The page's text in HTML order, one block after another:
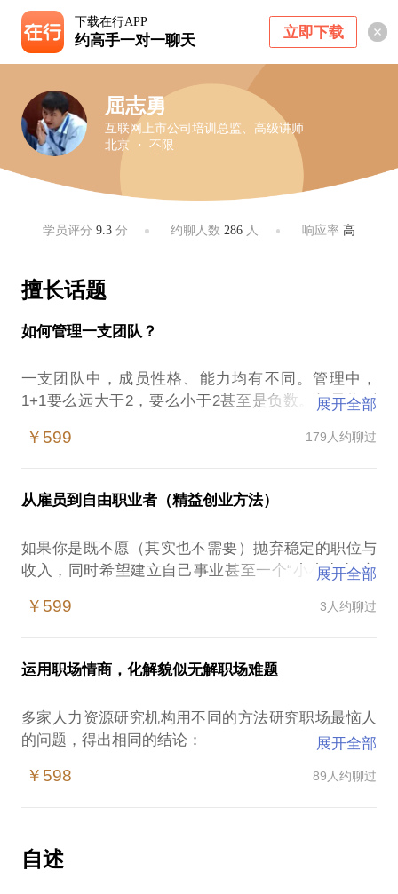
下载在行APP
约高手一对一聊天 立即下载
屈志勇
互联网上市公司培训总监、高级讲师
北京 ・ 不限
学员评分9.3 分 约聊人数 286 人 响应率 高
擅长话题
如何管理一支团队？
一支团队中，成员性格、能力均有不同。管理中，
1+1要么远大于2，要么小于2甚至是负数。如果你刚
何更有效地沟通，如何构建开放及群策群力的团队文
管理是关于“人”的学问，需要结合业务所处阶段、团
段，同时需要管理者观念的更新、时间的合理分配、
和领导技能的提升。稍有不慎，就会使整个团队分崩
离析，走向无法挽回的境地。作为一个从事营销、培
括：
倒数第一的区域转变为正数第一
领导过5年“销售经理”和“分公司总经理”培养项目，且
设计了集团的“新任经理”培养项目，满意度接近100%
所以我可以在以下方面帮助你：
展开全部
￥599 179人约聊过
从雇员到自由职业者（精益创业方法）
如果你是既不愿（其实也不需要）抛弃稳定的职位与
收入，同时希望建立自己事业甚至一个“小小生意”实
扰：
说：我居然没尝试！就像当年面对久久暗恋的女孩却
未敢表白。
草草收兵然后得出：有些人（比如自己）不适合创业
的结论。
激情太大，在把握极低甚至还仅仅是个“想法”的时候
我在：
展开全部
￥599 3人约聊过
运用职场情商，化解貌似无解职场难题
多家人力资源研究机构用不同的方法研究职场最恼人
的问题，得出相同的结论：
是与上级的关系；决定职场生活快乐与否的因素中薪
上的争吵吵得都不是一件事；上级判断下属“掉链
子”的“态度”归因80%都是错误的，同时，他人的能力
展开全部
￥598 89人约聊过
自述